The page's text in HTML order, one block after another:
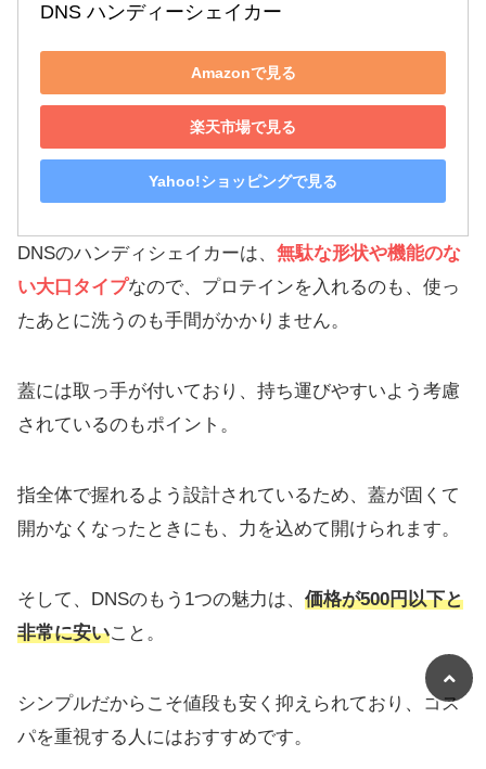
DNS ハンディーシェイカー
Amazonで見る
楽天市場で見る
Yahoo!ショッピングで見る
DNSのハンディシェイカーは、 無駄な形状や機能のな
い大口タイプなので、プロテインを入れるのも、使っ
たあとに洗うのも手間がかかりません。
蓋には取っ手が付いており、持ち運びやすいよう考慮
されているのもポイント。
指全体で握れるよう設計されているため、蓋が固くて
開かなくなったときにも、力を込めて開けられます。
そして、DNSのもう1つの魅力は、 価格が500円以下と
非常に安いこと。
シンプルだからこそ値段も安く抑えられており、コス
パを重視する人にはおすすめです。